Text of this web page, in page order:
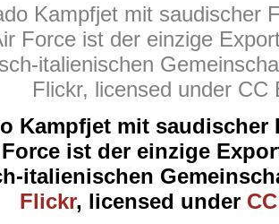
Kampfjet mit saudischer
Force ist der einzige
italienischen
Flickr, licensed under CC
Kampfjet mit saudischer
ist der einzige
italienischen
Flickr, licensed under